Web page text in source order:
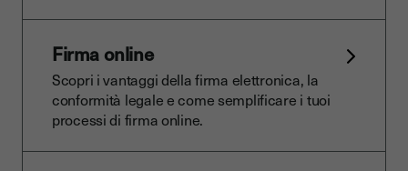
Firma online
Scopri i vantaggi della firma elettronica, la
conformità legale e come semplificare i tuoi
processi di firma online.